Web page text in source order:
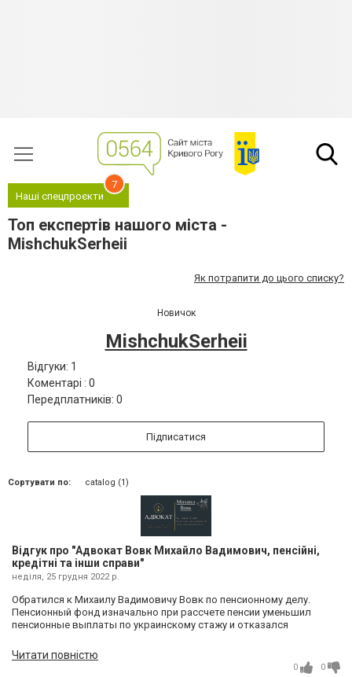
Наші спецпроєкти
7
Топ експертів нашого міста -
MishchukSerheii
Як потрапити до цього списку?
Новичок
MishchukSerheii
Відгуки: 1
Коментарі : 0
Передплатників: 0
Підписатися
Сортувати по: catalog (1)
Відгук про "Адвокат Вовк Михайло Вадимович, пенсійні,
кредітні та інши справи"
неділя, 25 грудня 2022 р.
Обратился к Михаилу Вадимовичу Вовк по пенсионному делу.
Пенсионный фонд изначально при рассчете пенсии уменьшил
пенсионные выплаты по украинскому стажу и отказался
рассчитал пенсионные начисления по стажу в Украине и в
судебном порядке помог добиться зачисления северного стажа. В
Читати повністю
0 0